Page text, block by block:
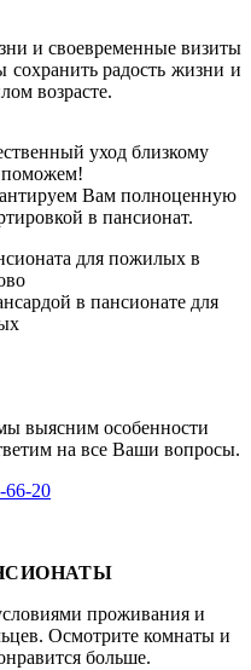
и своевременные визиты
радость жизни и
возрасте.
уход близкому
Вам полноценную
в пансионат.
выясним особенности
на все Ваши вопросы.
66-20
проживания и
Осмотрите комнаты и
больше.